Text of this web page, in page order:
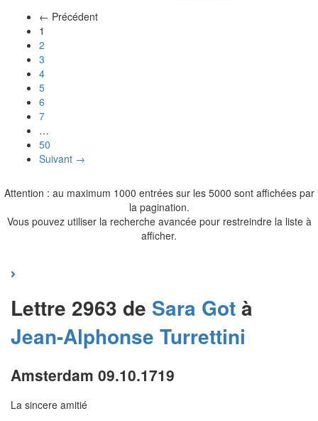
← Précédent
1
2
3
4
5
6
7
…
50
Suivant →
Attention : au maximum 1000 entrées sur les 5000 sont affichées par
la pagination.
Vous pouvez utiliser la recherche avancée pour restreindre la liste à
afficher.
Lettre 2963 de Sara Gotà
Jean-Alphonse Turrettini
Amsterdam 09.10.1719
La sincere amitié